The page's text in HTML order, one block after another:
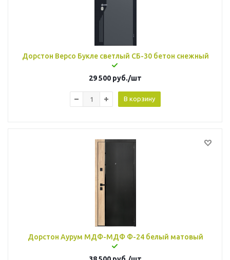
Дорстон Версо Букле светлый СБ-30 бетон снежный
29 500 руб./шт
В корзину
Дорстон Аурум МДФ-МДФ Ф-24 белый матовый